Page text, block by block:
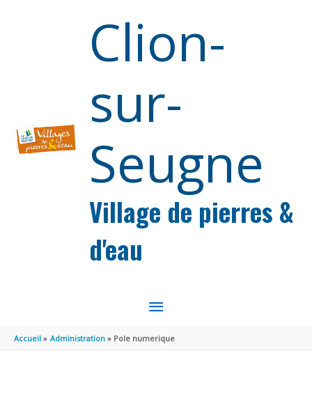
Clion-
sur-
Seugne
Village de pierres &
d'eau
MENU
PRINCIPAL
Accueil Administration Pole numerique